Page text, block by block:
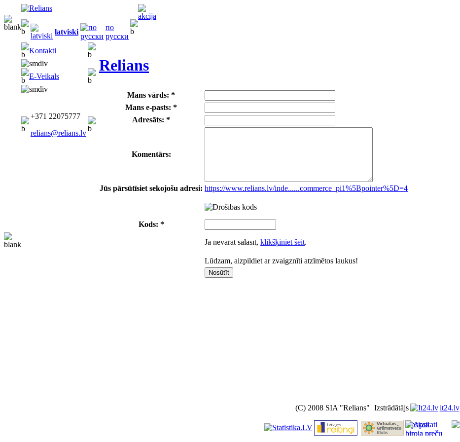
latviski
по
русски
Kontakti
E-Veikals
+371 22075777
relians@relians.lv
Relians
Mans vārds: *
Mans e-pasts: *
Adresāts: *
Komentārs:
Jūs pārsūtīsiet sekojošu adresi: https://www.relians.lv/inde......commerce_pi1%5Bpointer%5D=4
Kods: *
Ja nevarat salasīt, klikšķiniet šeit.
Lūdzam, aizpildiet ar zvaigznīti atzīmētos laukus!
(C) 2008 SIA "Relians" | Izstrādātājs
it24.lv
Apskati
biroja preču